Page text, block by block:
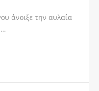
άνοιξε την αυλαία